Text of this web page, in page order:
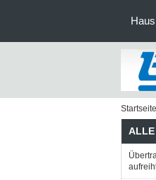
Haus
Startseite
ALLE